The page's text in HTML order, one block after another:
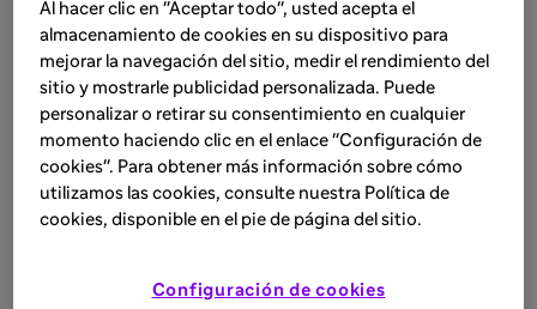
Al hacer clic en "Aceptar todo", usted acepta el
almacenamiento de cookies en su dispositivo para
mejorar la navegación del sitio, medir el rendimiento del
sitio y mostrarle publicidad personalizada. Puede
personalizar o retirar su consentimiento en cualquier
momento haciendo clic en el enlace "Configuración de
cookies". Para obtener más información sobre cómo
utilizamos las cookies, consulte nuestra Política de
cookies, disponible en el pie de página del sitio.
Configuración de cookies